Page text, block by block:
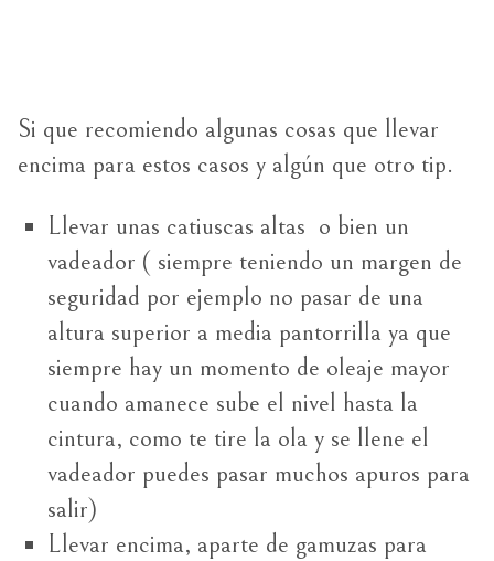
Si que recomiendo algunas cosas que llevar
encima para estos casos y algún que otro tip.
Llevar unas catiuscas altas o bien un
vadeador ( siempre teniendo un margen de
seguridad por ejemplo no pasar de una
altura superior a media pantorrilla ya que
siempre hay un momento de oleaje mayor
cuando amanece sube el nivel hasta la
cintura, como te tire la ola y se llene el
vadeador puedes pasar muchos apuros para
salir)
Llevar encima, aparte de gamuzas para